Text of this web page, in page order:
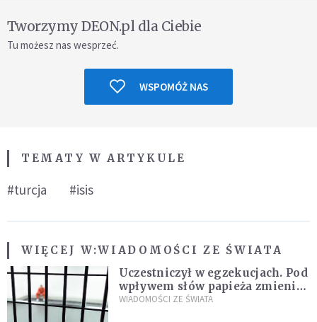
Tworzymy DEON.pl dla Ciebie
Tu możesz nas wesprzeć.
WSPOMÓŻ NAS
TEMATY W ARTYKULE
#turcja #isis
WIĘCEJ W:WIADOMOŚCI ZE ŚWIATA
Uczestniczył w egzekucjach. Pod
wpływem słów papieża zmienił
zdanie
WIADOMOŚCI ZE ŚWIATA